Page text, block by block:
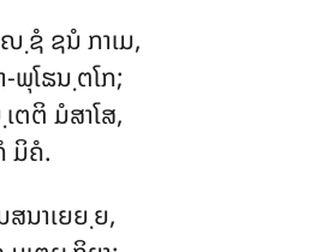
ຊໍ ຊນໍ ກາເມ,
-ພຸໂຘນ຺ຕໂກ;
ຕິ ມໍສາໂສ,
ມິຄໍ.
ສນາເຍຍ຺ຍ,